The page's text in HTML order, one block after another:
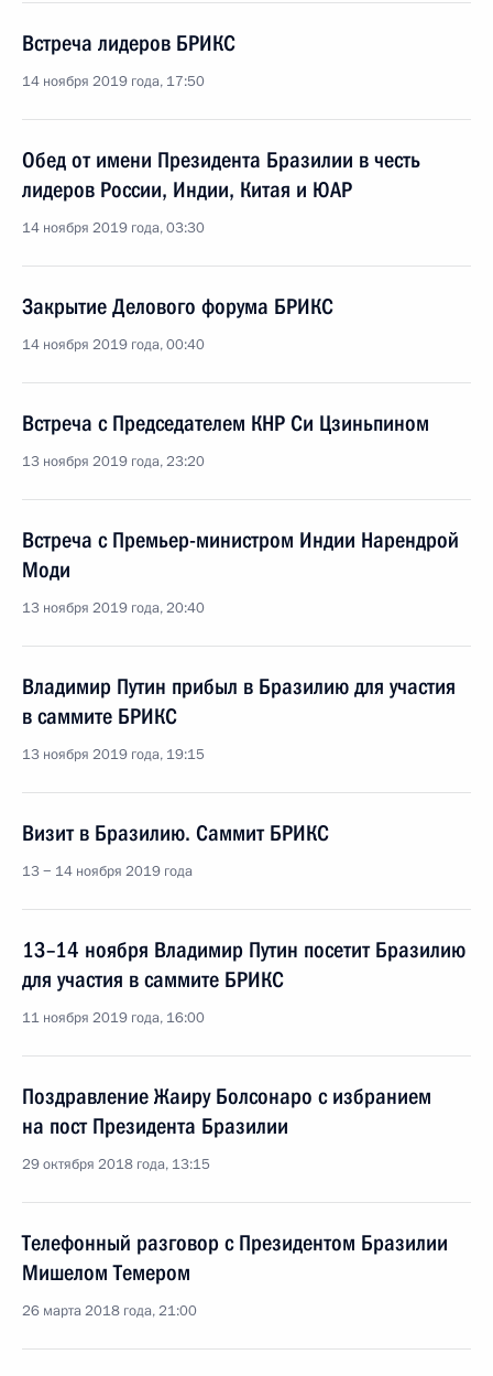
Встреча лидеров БРИКС
14 ноября 2019 года, 17:50
Обед от имени Президента Бразилии в честь
лидеров России, Индии, Китая и ЮАР
14 ноября 2019 года, 03:30
Закрытие Делового форума БРИКС
14 ноября 2019 года, 00:40
Встреча с Председателем КНР Си Цзиньпином
13 ноября 2019 года, 23:20
Встреча с Премьер-министром Индии Нарендрой
Моди
13 ноября 2019 года, 20:40
Владимир Путин прибыл в Бразилию для участия
в саммите БРИКС
13 ноября 2019 года, 19:15
Визит в Бразилию. Саммит БРИКС
13 − 14 ноября 2019 года
13–14 ноября Владимир Путин посетит Бразилию
для участия в саммите БРИКС
11 ноября 2019 года, 16:00
Поздравление Жаиру Болсонаро с избранием
на пост Президента Бразилии
29 октября 2018 года, 13:15
Телефонный разговор с Президентом Бразилии
Мишелом Темером
26 марта 2018 года, 21:00